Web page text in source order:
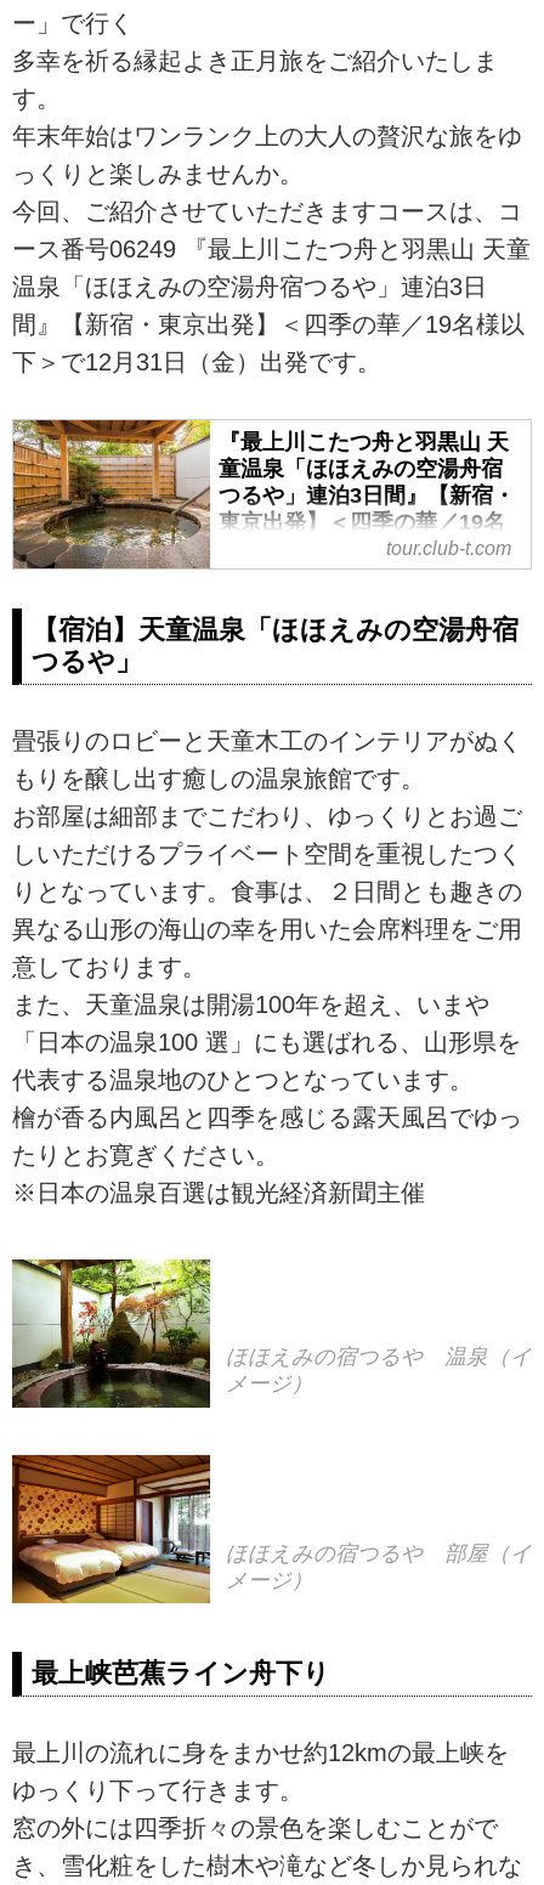
ー」で行く
多幸を祈る縁起よき正月旅をご紹介いたしま
す。
年末年始はワンランク上の大人の贅沢な旅をゆ
っくりと楽しみませんか。
今回、ご紹介させていただきますコースは、コ
ース番号06249 『最上川こたつ舟と羽黒山 天童
温泉「ほほえみの空湯舟宿つるや」連泊3日
間』【新宿・東京出発】＜四季の華／19名様以
下＞で12月31日（金）出発です。
『最上川こたつ舟と羽黒山 天
童温泉「ほほえみの空湯舟宿
つるや」連泊3日間』【新宿・
東京出発】＜四季の華／19名
様以下＞｜クラブツーリズム
泉「ほほえみの空湯舟宿つるや」
連泊3日間』【新宿・東京出発】＜
込ならクラブツーリズム。
tour.club-t.com
【宿泊】天童温泉「ほほえみの空湯舟宿
つるや」
畳張りのロビーと天童木工のインテリアがぬく
もりを醸し出す癒しの温泉旅館です。
お部屋は細部までこだわり、ゆっくりとお過ご
しいただけるプライベート空間を重視したつく
りとなっています。食事は、２日間とも趣きの
異なる山形の海山の幸を用いた会席料理をご用
意しております。
また、天童温泉は開湯100年を超え、いまや
「日本の温泉100 選」にも選ばれる、山形県を
代表する温泉地のひとつとなっています。
檜が香る内風呂と四季を感じる露天風呂でゆっ
たりとお寛ぎください。
※日本の温泉百選は観光経済新聞主催
ほほえみの宿つるや 温泉（イ
メージ）
ほほえみの宿つるや 部屋（イ
メージ）
最上峡芭蕉ライン舟下り
最上川の流れに身をまかせ約12kmの最上峡を
ゆっくり下って行きます。
窓の外には四季折々の景色を楽しむことがで
き、雪化粧をした樹木や滝など冬しか見られな